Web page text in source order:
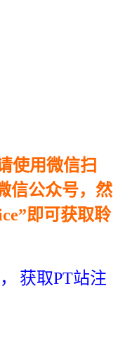
使用微信扫
信公众号，然
即可获取聆
获取PT站注